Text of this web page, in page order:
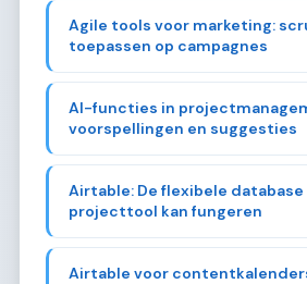
Agile tools voor marketing:
toepassen op campagnes
AI-functies in
voorspellingen en suggesties
Airtable: De flexibele database
projecttool kan fungeren
Airtable voor